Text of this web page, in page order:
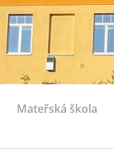
Mateřská škola